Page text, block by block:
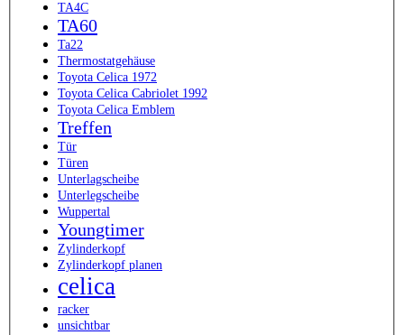
TA4C
TA60
Ta22
Thermostatgehäuse
Toyota Celica 1972
Toyota Celica Cabriolet 1992
Toyota Celica Emblem
Treffen
Tür
Türen
Unterlagscheibe
Unterlegscheibe
Wuppertal
Youngtimer
Zylinderkopf
Zylinderkopf planen
celica
racker
unsichtbar